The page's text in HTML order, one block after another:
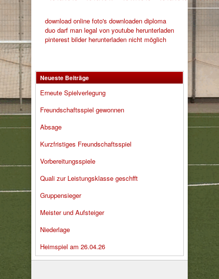
download online foto's downloaden diploma
duo darf man legal von youtube herunterladen
pinterest bilder herunterladen nicht möglich
Neueste Beiträge
Erneute Spielverlegung
Freundschaftsspiel gewonnen
Absage
Kurzfristiges Freundschaftsspiel
Vorbereitungsspiele
Quali zur Leistungsklasse geschfft
Gruppensieger
Meister und Aufsteiger
Niederlage
Heimspiel am 26.04.26